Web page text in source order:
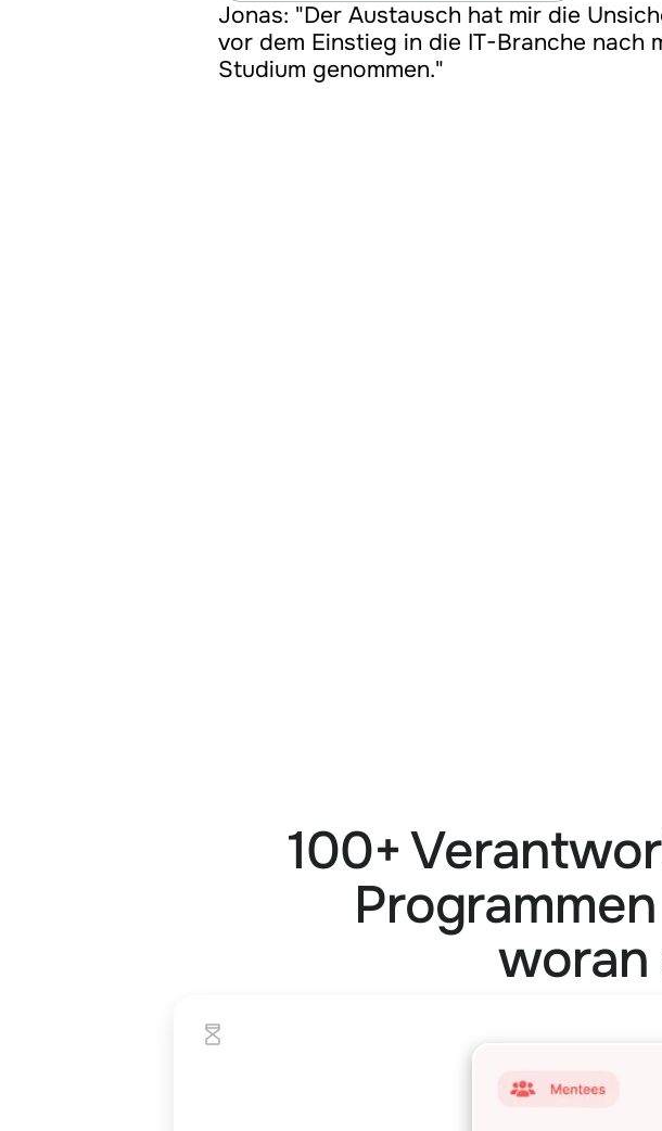
Jonas: "Der Austausch hat mir die
vor dem Einstieg in die IT-Branche nach
Studium genommen."
100+
woran